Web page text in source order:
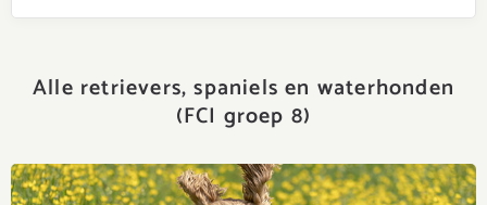
Alle retrievers, spaniels en waterhonden
(FCI groep 8)